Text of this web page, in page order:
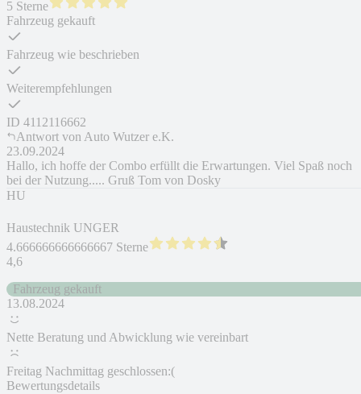
5 Sterne
Fahrzeug gekauft
Fahrzeug wie beschrieben
Weiterempfehlungen
ID 4112116662
Antwort von Auto Wutzer e.K.
23.09.2024
Hallo, ich hoffe der Combo erfüllt die Erwartungen. Viel Spaß noch
bei der Nutzung..... Gruß Tom von Dosky
HU
Haustechnik UNGER
4.666666666666667 Sterne
4,6
Fahrzeug gekauft
13.08.2024
Nette Beratung und Abwicklung wie vereinbart
Freitag Nachmittag geschlossen:(
Bewertungsdetails